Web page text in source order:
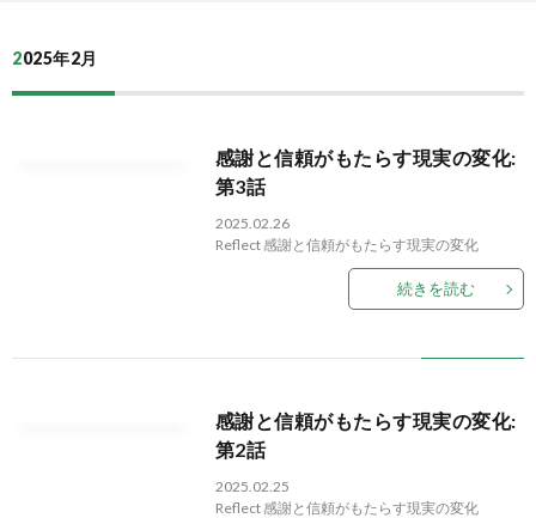
2025年2月
感謝と信頼がもたらす現実の変化:
第3話
2025.02.26
Reflect感謝と信頼がもたらす現実の変化
続きを読む
感謝と信頼がもたらす現実の変化:
第2話
2025.02.25
Reflect感謝と信頼がもたらす現実の変化